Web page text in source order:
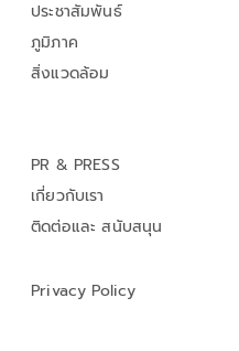
ประชาสัมพันธ์
ภูมิภาค
สิ่งแวดล้อม
PR & PRESS
เกี่ยวกับเรา
ติดต่อและ สนับสนุน
Privacy Policy